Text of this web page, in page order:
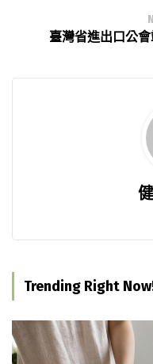
臺灣省進出口公
Trending Right